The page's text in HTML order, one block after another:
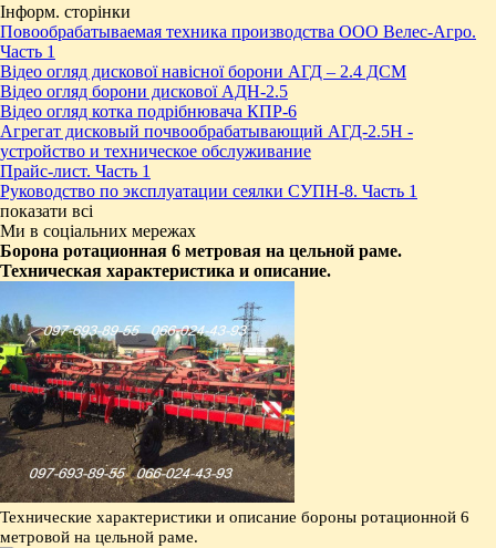
Інформ. сторінки
Повообрабатываемая техника производства ООО Велес-Агро.
Часть 1
Відео огляд дискової навісної борони АГД – 2.4 ДСМ
Відео огляд борони дискової АДН-2.5
Відео огляд котка подрібнювача КПР-6
Агрегат дисковый почвообрабатывающий АГД-2.5Н -
устройство и техническое обслуживание
Прайс-лист. Часть 1
Руководство по эксплуатации сеялки СУПН-8. Часть 1
показати всі
Ми в соціальних мережах
Борона ротационная 6 метровая на цельной раме.
Техническая характеристика и описание.
Технические характеристики и описание бороны ротационной 6
метровой на цельной раме.